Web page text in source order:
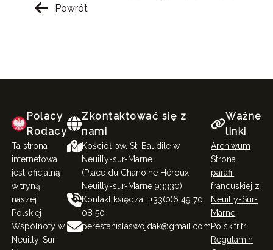
Powrót
Polacy
Rodacy
Ta strona
internetowa
jest oficjalną
witryną
naszej
Polskiej
Wspólnoty w
Neuilly-Sur-
Zkontaktować się z
nami
Kościół pw. St. Baudile w
Neuilly-sur-Marne
(Place du Chanoine Héroux,
Neuilly-sur-Marne 93330)
Kontakt księdza : +33(0)6 49 70
08 50
perestanislaswojdak@gmail.com
Ważne
linki
Archiwum
Strona
parafii
francuskiej z
Neuilly-Sur-
Marne
Polskifr.fr
Regulamin